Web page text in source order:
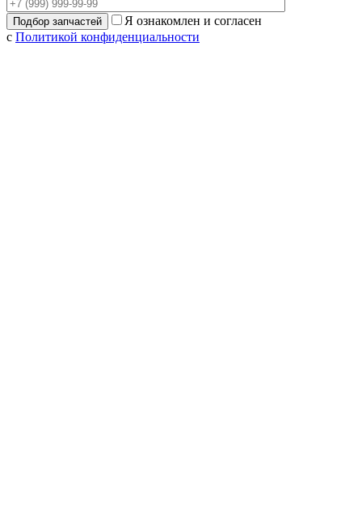
Я ознакомлен и согласен
с Политикой конфиденциальности